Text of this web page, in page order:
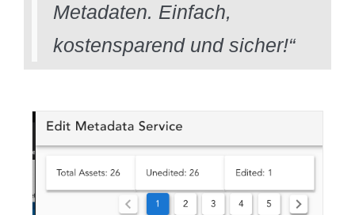
Metadaten. Einfach,
kostensparend und sicher!“